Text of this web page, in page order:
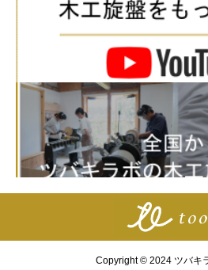
Copyright © 2024 ツバキ